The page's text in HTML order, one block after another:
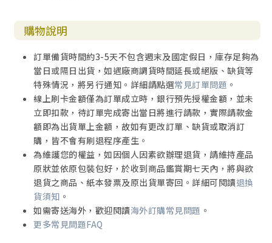
購物說明
訂單備貨時間約3-5天不包含週末及國定假日，庫存足夠為
當日或隔日出貨，如遇廠商調貨時間延長或絕版、缺貨等
特殊情況，將另行通知。詳細請點選常見訂單問題 。
線上刷卡金額僅為訂單成立時，銀行預先授權金額，並未
立即扣款，待訂單完成寄出當日將進行請款，實際請款金
額即為出貨單上金額，故如有更改訂單、缺貨或取消訂
購，皆不會有刷退程序產生。
為維護您的權益，如因個人因素欲辦理退貨，請維持產品
原狀並依原包裝包好，於收到商品鑑賞期七天內，將與欲
退貨之商品、紙本發票及原出貨單寄回。詳細可閱讀退換
貨須知 。
如需寄送海外，歡迎閱讀海外訂購常見問題 。
更多常見問題FAQ